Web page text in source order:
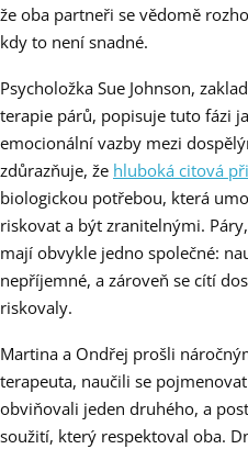
že oba partneři se vědomě
kdy to není snadné.
Psycholožka Sue Johnson,
terapie párů, popisuje tuto fázi
emocionální vazby mezi
zdůrazňuje, že hluboká citová
biologickou potřebou, která
riskovat a být zranitelnými.
mají obvykle jedno společné:
nepříjemné, a zároveň se cítí
riskovaly.
Martina a Ondřej prošli
terapeuta, naučili se
obviňovali jeden druhého, a
soužití, který respektoval oba.